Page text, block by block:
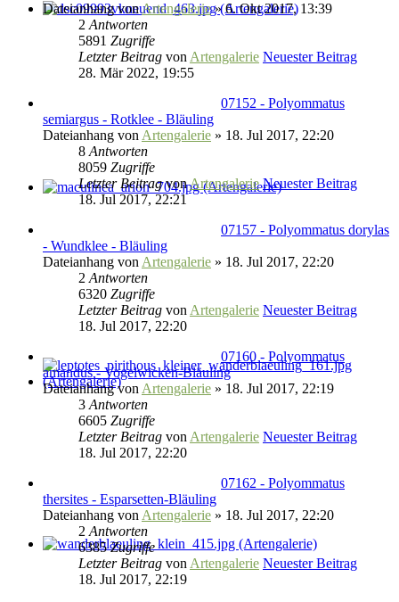
DateianhangvonArtengalerie» 6. Okt 2017, 13:39
2 Antworten
5891 Zugriffe
Letzter Beitrag von Artengalerie Neuester Beitrag
28. Mär 2022, 19:55
07152 - Polyommatus
semiargus - Rotklee - Bläuling
Dateianhang von Artengalerie » 18. Jul 2017, 22:20
8 Antworten
8059 Zugriffe
Letzter BeitragvonArtengalerie Neuester Beitrag
18. Jul 2017, 22:21
07157 - Polyommatus dorylas
- Wundklee - Bläuling
Dateianhang von Artengalerie » 18. Jul 2017, 22:20
2 Antworten
6320 Zugriffe
Letzter Beitrag von Artengalerie Neuester Beitrag
18. Jul 2017, 22:20
07160 - Polyommatus
amandus - Vogelwicken-Bläuling
Dateianhangvon Artengalerie » 18. Jul 2017, 22:19
3 Antworten
6605 Zugriffe
Letzter Beitrag von Artengalerie Neuester Beitrag
18. Jul 2017, 22:20
07162 - Polyommatus
thersites - Esparsetten-Bläuling
Dateianhang von Artengalerie » 18. Jul 2017, 22:20
2 Antworten
6385Zugriffe
Letzter Beitrag von Artengalerie Neuester Beitrag
18. Jul 2017, 22:19